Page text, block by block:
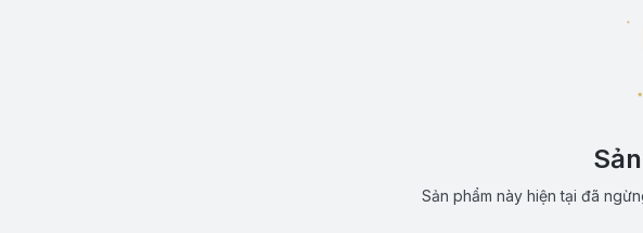
Sản phẩm này hiện tại đã